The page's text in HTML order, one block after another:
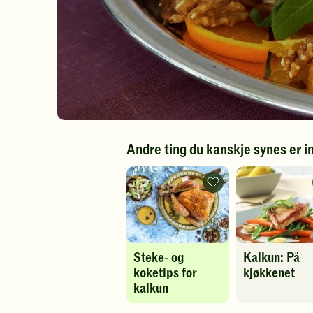
Andre ting du kanskje synes er
Steke- og
koketips for
kalkun
Steke-
og
koketips
for
kalkun
-
favoritter
Kalkun: På
kjøkkenet